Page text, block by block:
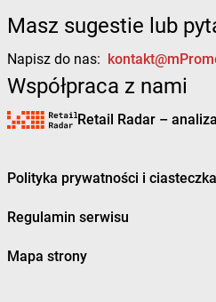
Masz sugestie lub
Napisz do nas:
Współpraca z nami
Retail Radar –
Polityka prywatności i ciasteczka
Regulamin serwisu
Mapa strony